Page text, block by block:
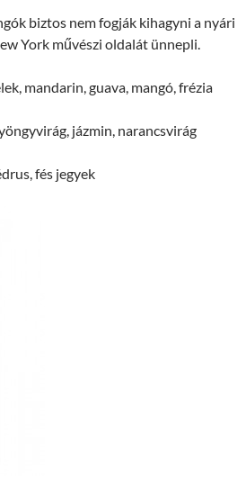
biztos nem fogják kihagyni a nyári
York művészi oldalát ünnepli.
mandarin, guava, mangó, frézia
jázmin, narancsvirág
fés jegyek